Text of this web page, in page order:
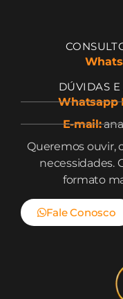
DÚVIDAS
Whatsapp
E-mail:
Queremos ouvir,
necessidades.
formato
Fale Conosco